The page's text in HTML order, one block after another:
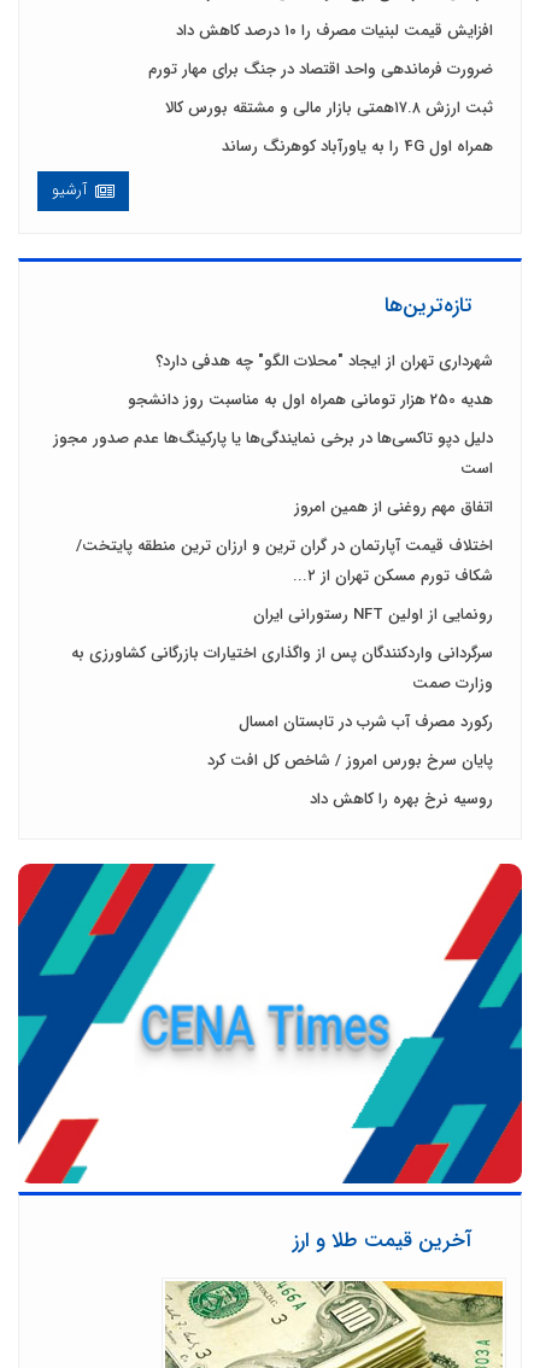
افزایش قیمت لبنیات مصرف را ۱۰ درصد کاهش داد
ضرورت فرماندهی واحد اقتصاد در جنگ برای مهار تورم
ثبت ارزش ۱۷.۸همتی بازار مالی و مشتقه بورس کالا
همراه اول 4G را به یاورآباد کوهرنگ رساند
آرشیو
تازه‌ترین‌ها
شهرداری تهران از ایجاد "محلات الگو" چه هدفی دارد؟
هدیه 250 هزار تومانی همراه اول به مناسبت روز دانشجو
دلیل دپو تاکسی‌ها در برخی نمایندگی‌ها یا پارکینگ‌ها عدم صدور مجوز
است
اتفاق مهم روغنی از همین امروز
اختلاف قیمت آپارتمان در گران ترین و ارزان ترین منطقه پایتخت/
شکاف تورم مسکن تهران از ۲...
رونمایی از اولین NFT رستورانی ایران
سرگردانی واردکنندگان پس از واگذاری اختیارات بازرگانی کشاورزی به
وزارت صمت
رکورد مصرف آب شرب در تابستان امسال
پایان سرخ بورس امروز / شاخص کل افت کرد
روسیه نرخ بهره را کاهش داد
آخرین قیمت طلا و ارز